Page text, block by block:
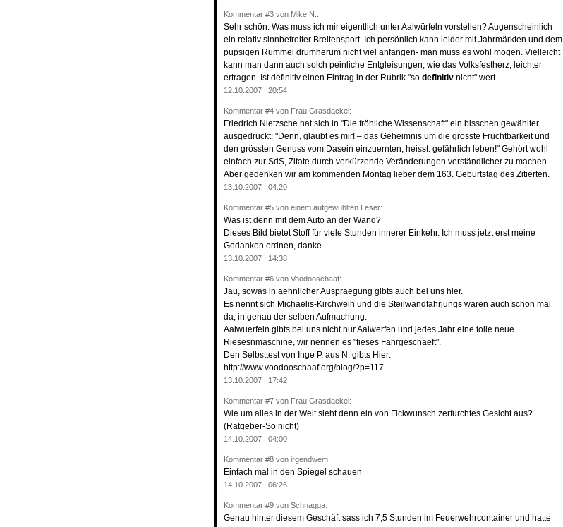
Kommentar #3 von Mike N.:
Sehr schön. Was muss ich mir eigentlich unter Aalwürfeln vorstellen? Augenscheinlich
ein relativ sinnbefreiter Breitensport. Ich persönlich kann leider mit Jahrmärkten und dem
pupsigen Rummel drumherum nicht viel anfangen- man muss es wohl mögen. Vielleicht
kann man dann auch solch peinliche Entgleisungen, wie das Volksfestherz, leichter
ertragen. Ist definitiv einen Eintrag in der Rubrik "so definitiv nicht" wert.
12.10.2007 | 20:54
Kommentar #4 von Frau Grasdackel:
Friedrich Nietzsche hat sich in "Die fröhliche Wissenschaft" ein bisschen gewählter
ausgedrückt: "Denn, glaubt es mir! – das Geheimnis um die grösste Fruchtbarkeit und
den grössten Genuss vom Dasein einzuernten, heisst: gefährlich leben!" Gehört wohl
einfach zur SdS, Zitate durch verkürzende Veränderungen verständlicher zu machen.
Aber gedenken wir am kommenden Montag lieber dem 163. Geburtstag des Zitierten.
13.10.2007 | 04:20
Kommentar #5 von einem aufgewühlten Leser:
Was ist denn mit dem Auto an der Wand?
Dieses Bild bietet Stoff für viele Stunden innerer Einkehr. Ich muss jetzt erst meine
Gedanken ordnen, danke.
13.10.2007 | 14:38
Kommentar #6 von Voodooschaaf:
Jau, sowas in aehnlicher Auspraegung gibts auch bei uns hier.
Es nennt sich Michaelis-Kirchweih und die Steilwandfahrjungs waren auch schon mal
da, in genau der selben Aufmachung.
Aalwuerfeln gibts bei uns nicht nur Aalwerfen und jedes Jahr eine tolle neue
Riesesnmaschine, wir nennen es "fieses Fahrgeschaeft".
Den Selbsttest von Inge P. aus N. gibts Hier:
http://www.voodooschaaf.org/blog/?p=117
13.10.2007 | 17:42
Kommentar #7 von Frau Grasdackel:
Wie um alles in der Welt sieht denn ein von Fickwunsch zerfurchtes Gesicht aus?
(Ratgeber-So nicht)
14.10.2007 | 04:00
Kommentar #8 von irgendwem:
Einfach mal in den Spiegel schauen
14.10.2007 | 06:26
Kommentar #9 von Schnagga:
Genau hinter diesem Geschäft sass ich 7,5 Stunden im Feuerwehrcontainer und hatte